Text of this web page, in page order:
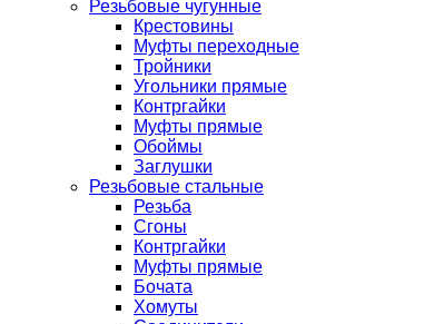
Резьбовые чугунные
Крестовины
Муфты переходные
Тройники
Угольники прямые
Контргайки
Муфты прямые
Обоймы
Заглушки
Резьбовые стальные
Резьба
Сгоны
Контргайки
Муфты прямые
Бочата
Хомуты